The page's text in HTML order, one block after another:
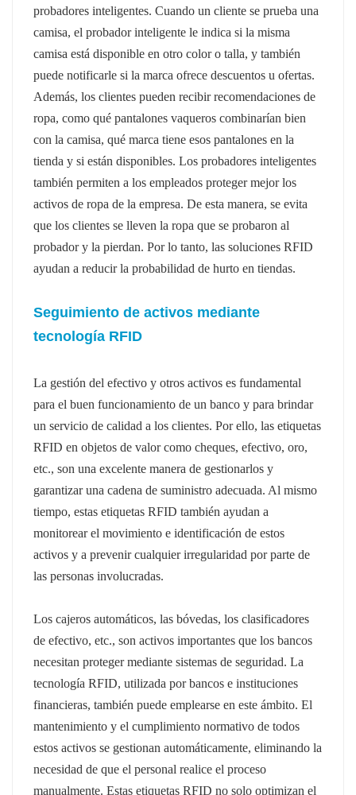
probadores inteligentes. Cuando un cliente se prueba una
camisa, el probador inteligente le indica si la misma
camisa está disponible en otro color o talla, y también
puede notificarle si la marca ofrece descuentos u ofertas.
Además, los clientes pueden recibir recomendaciones de
ropa, como qué pantalones vaqueros combinarían bien
con la camisa, qué marca tiene esos pantalones en la
tienda y si están disponibles. Los probadores inteligentes
también permiten a los empleados proteger mejor los
activos de ropa de la empresa. De esta manera, se evita
que los clientes se lleven la ropa que se probaron al
probador y la pierdan. Por lo tanto, las soluciones RFID
ayudan a reducir la probabilidad de hurto en tiendas.
Seguimiento de activos mediante
tecnología RFID
La gestión del efectivo y otros activos es fundamental
para el buen funcionamiento de un banco y para brindar
un servicio de calidad a los clientes. Por ello, las etiquetas
RFID en objetos de valor como cheques, efectivo, oro,
etc., son una excelente manera de gestionarlos y
garantizar una cadena de suministro adecuada. Al mismo
tiempo, estas etiquetas RFID también ayudan a
monitorear el movimiento e identificación de estos
activos y a prevenir cualquier irregularidad por parte de
las personas involucradas.
Los cajeros automáticos, las bóvedas, los clasificadores
de efectivo, etc., son activos importantes que los bancos
necesitan proteger mediante sistemas de seguridad. La
tecnología RFID, utilizada por bancos e instituciones
financieras, también puede emplearse en este ámbito. El
mantenimiento y el cumplimiento normativo de todos
estos activos se gestionan automáticamente, eliminando la
necesidad de que el personal realice el proceso
manualmente. Estas etiquetas RFID no solo optimizan el